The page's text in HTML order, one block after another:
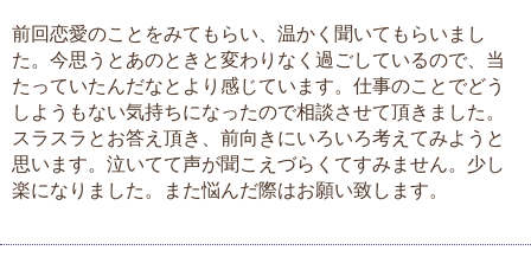
前回恋愛のことをみてもらい、温かく聞いてもらいまし
た。今思うとあのときと変わりなく過ごしているので、当
たっていたんだなとより感じています。仕事のことでどう
しようもない気持ちになったので相談させて頂きました。
スラスラとお答え頂き、前向きにいろいろ考えてみようと
思います。泣いてて声が聞こえづらくてすみません。少し
楽になりました。また悩んだ際はお願い致します。